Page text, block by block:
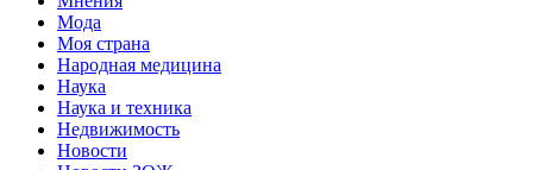
Мода
Моя страна
Народная медицина
Наука
Наука и техника
Недвижимость
Новости